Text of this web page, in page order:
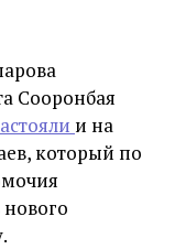
Сооронбая
и на
который по